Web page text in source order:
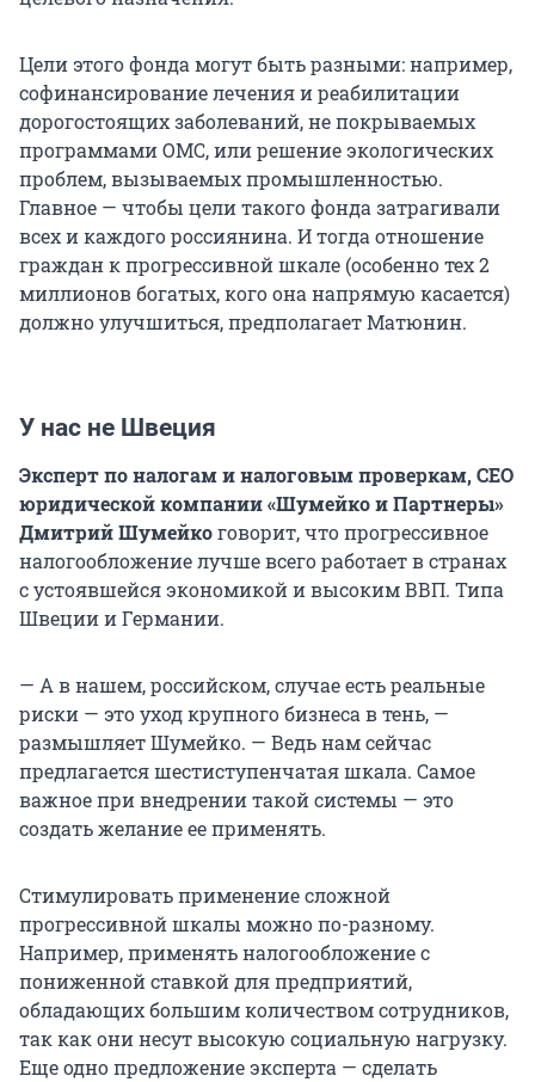
Цели этого фонда могут быть разными: например,
софинансирование лечения и реабилитации
дорогостоящих заболеваний, не покрываемых
программами ОМС, или решение экологических
проблем, вызываемых промышленностью.
Главное — чтобы цели такого фонда затрагивали
всех и каждого россиянина. И тогда отношение
граждан к прогрессивной шкале (особенно тех 2
миллионов богатых, кого она напрямую касается)
должно улучшиться, предполагает Матюнин.
У нас не Швеция
Эксперт по налогам и налоговым проверкам, СЕО
юридической компании «Шумейко и Партнеры»
Дмитрий Шумейкоговорит, что прогрессивное
налогообложение лучше всего работает в странах
с устоявшейся экономикой и высоким ВВП. Типа
Швеции и Германии.
— А в нашем, российском, случае есть реальные
риски — это уход крупного бизнеса в тень, —
размышляет Шумейко. — Ведь нам сейчас
предлагается шестиступенчатая шкала. Самое
важное при внедрении такой системы — это
создать желание ее применять.
Стимулировать применение сложной
прогрессивной шкалы можно по-разному.
Например, применять налогообложение с
пониженной ставкой для предприятий,
обладающих большим количеством сотрудников,
так как они несут высокую социальную нагрузку.
Еще одно предложение эксперта — сделать